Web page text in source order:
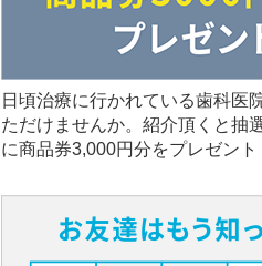
日頃治療に行かれている歯科医
ただけませんか。紹介頂くと抽
に商品券3,000円分をプレゼント